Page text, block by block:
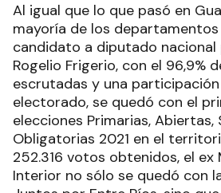
Al igual que lo que pasó en
mayoría de los
candidato a diputado
Rogelio Frigerio, con el 96,9%
escrutadas y una
electorado, se quedó con el
elecciones Primarias, Abiertas,
Obligatorias 2021 en el
252.316 votos obtenidos, el ex
Interior no sólo se quedó con